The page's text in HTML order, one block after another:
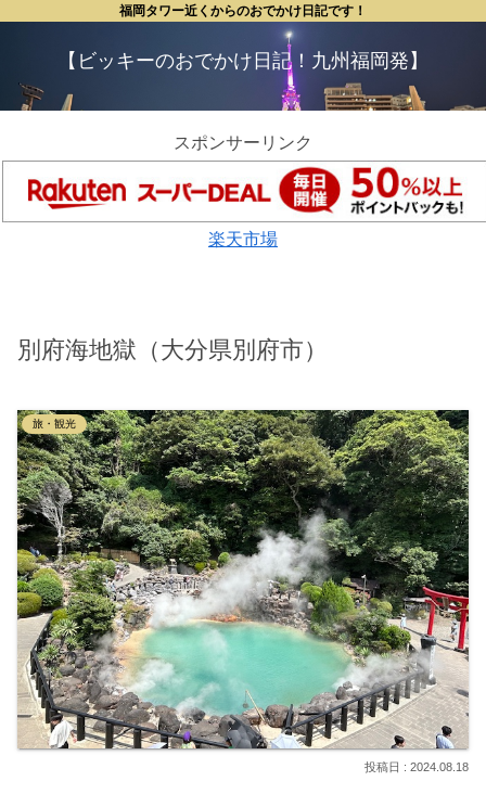
福岡タワー近くからのおでかけ日記です！
【ビッキーのおでかけ日記！九州福岡発】
スポンサーリンク
楽天市場
別府海地獄（大分県別府市）
旅・観光
2024.08.18